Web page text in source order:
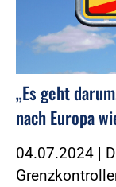
„Es geht
nach Europa
04.07.2024 |